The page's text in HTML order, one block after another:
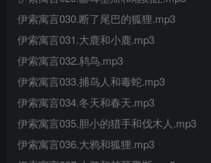
伊索寓言030.断了尾巴的狐狸.mp3
伊索寓言031.大鹿和小鹿.mp3
伊索寓言032.鸫鸟.mp3
伊索寓言033.捕鸟人和毒蛇.mp3
伊索寓言034.冬天和春天.mp3
伊索寓言035.胆小的猎手和伐木人.mp3
伊索寓言036.大鸦和狐狸.mp3